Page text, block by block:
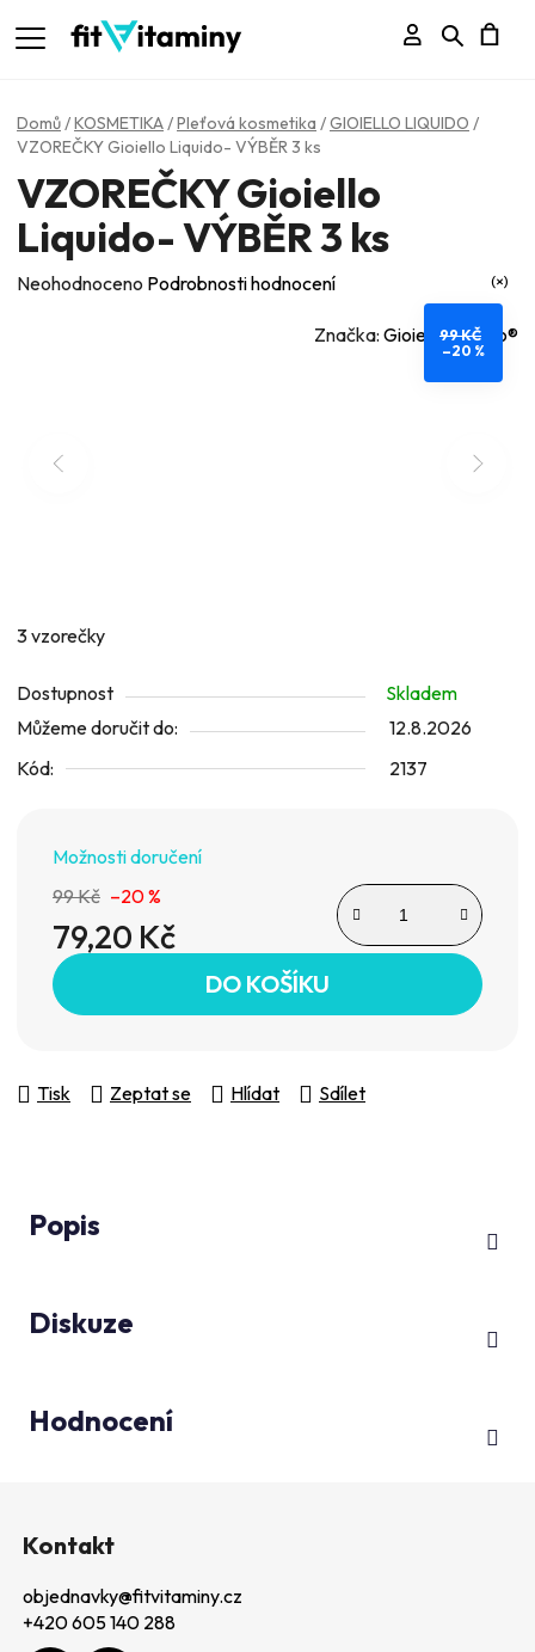
Přihlášení
Hledat
Domů/KOSMETIKA/Pleťová kosmetika /GIOIELLO LIQUIDO /
VZOREČKY Gioiello Liquido- VÝBĚR 3 ks
3 vzorečky
Dostupnost
Skladem
Můžeme doručit do:
12.8.2026
Kód:
2137
Možnosti doručení
99 Kč –20 %
79,20 Kč
Měrná cena: DO KOŠÍKU
Tisk Zeptat se Hlídat Sdílet
VZOREČKY Gioiello
Liquido- VÝBĚR 3 ks
Průměrné
Neohodnoceno Podrobnosti hodnocení
Značka: Gioiello Liquido®
99 KČ
–20 %
Popis
Diskuze
Hodnocení
Kontakt
objednavky@fitvitaminy.cz
+420 605 140 288